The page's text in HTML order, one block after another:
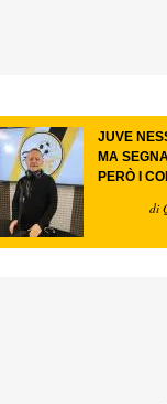
JUVE
MA
PERÒ I
di